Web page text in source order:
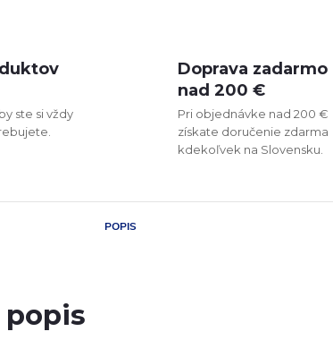
ste si vždy
Doprava zadarmo
nad 200 €
Pri objednávke nad 200 €
získate doručenie zdarma
kdekoľvek na Slovensku.
POPIS